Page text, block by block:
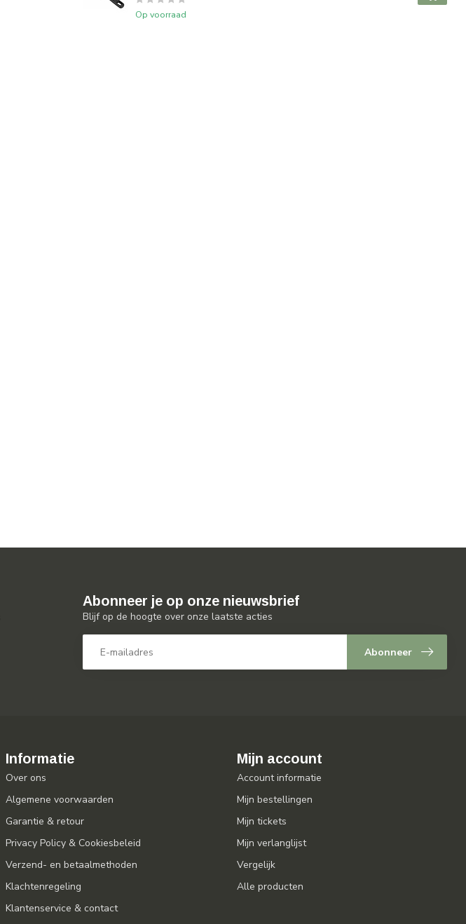
Op voorraad
Abonneer je op onze nieuwsbrief
Blijf op de hoogte over onze laatste acties
Abonneer
Informatie
Over ons
Algemene voorwaarden
Garantie & retour
Privacy Policy & Cookiesbeleid
Verzend- en betaalmethoden
Klachtenregeling
Klantenservice & contact
Mijn account
Account informatie
Mijn bestellingen
Mijn tickets
Mijn verlanglijst
Vergelijk
Alle producten